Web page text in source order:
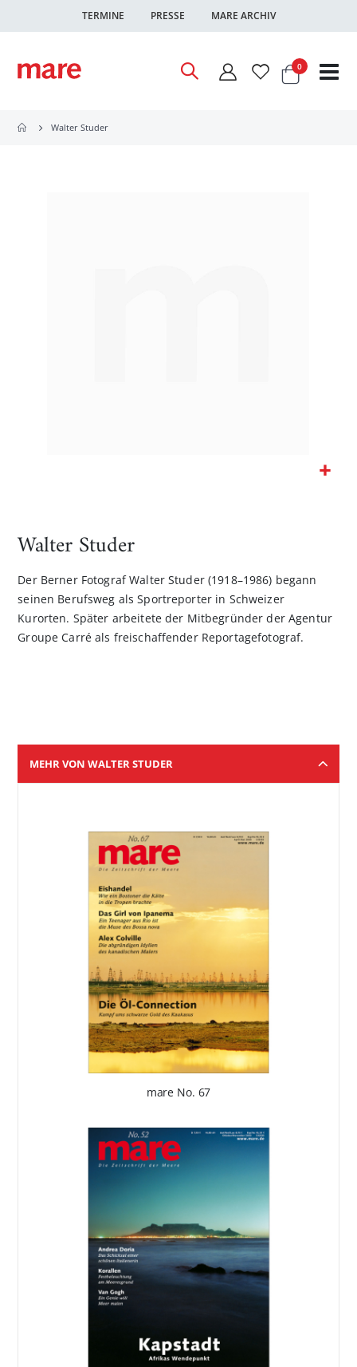
TERMINE PRESSE MARE ARCHIV
Warenkorb
0Artikel
Walter Studer
Bildgalerie
Walter Studer
Der Berner Fotograf Walter Studer (1918–1986) begann
seinen Berufsweg als Sportreporter in Schweizer
Kurorten. Später arbeitete der Mitbegründer der Agentur
Groupe Carré als freischaffender Reportagefotograf.
MEHR VON WALTER STUDER
mare No. 67